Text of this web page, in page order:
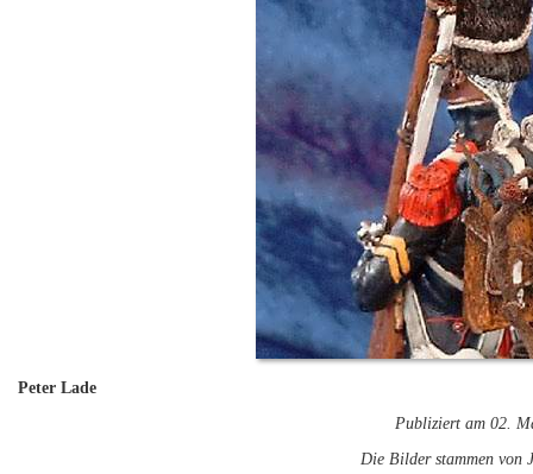
Peter Lade
Publiziert am 02.
Die Bilder stammen von